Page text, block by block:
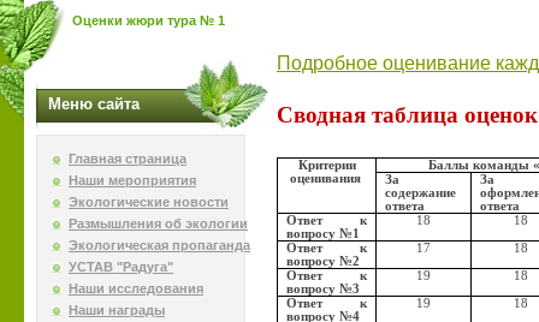
Оценки жюри тура № 1
Меню сайта
Главная страница
Наши мероприятия
Экологические новости
Размышления об экологии
Экологическая пропаганда
УСТАВ "Радуга"
Наши исследования
Наши награды
Подробное оценивание
Сводная таблица
Критерии
оценивания
Баллы команды
За
содержание
ответа
За
ответа
Ответ к
вопросу №1
18 18
Ответ к
вопросу №2
17 18
Ответ к
вопросу №3
19 18
Ответ к
вопросу №4
19 18